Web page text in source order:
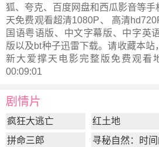
狐、夸克、百度网盘和西瓜影音等手
天免费观看超清1080P、 高清
国语粤语版、中文字幕版、中字英
版以及bt种子迅雷下载。请收藏本站
新大爱撑天电影完整版 免费观看
00:09:01
剧情片
疯狂大逃亡 红土地
拼命三郎
寻秘自然：时